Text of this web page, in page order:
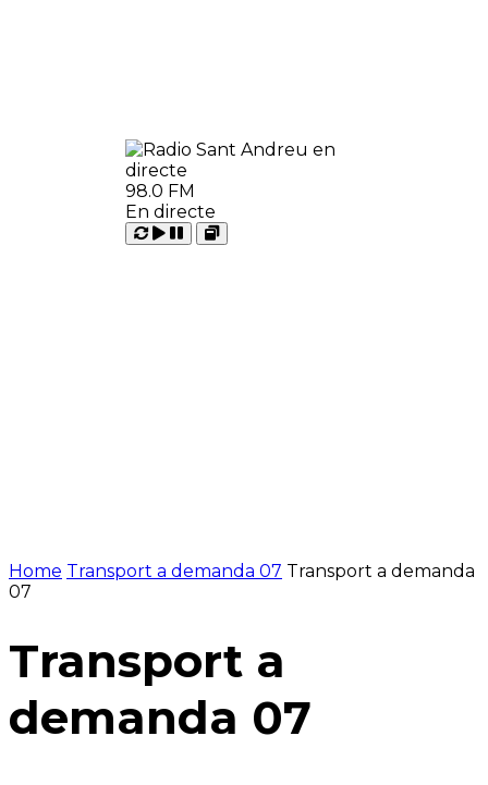
98.0 FM
En directe
Carregant
Reproduir
Pausar
Open
Home Transport a demanda 07 Transport a demanda
07
Transport a
demanda 07